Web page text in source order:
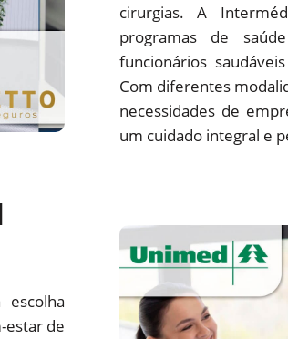
cirurgias. A
programas de
funcionários
Com diferentes
necessidades de
um cuidado integral e
estar de